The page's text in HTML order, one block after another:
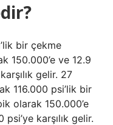
bir çekme
150.000’e ve 12.9
gelir. 27
116.000 psi’lik bir
olarak 150.000’e
karşılık gelir.